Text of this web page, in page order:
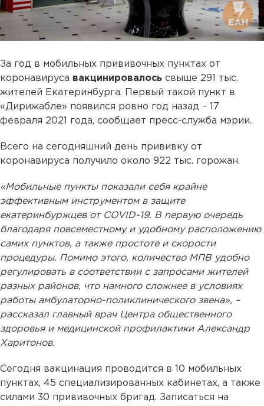
За год в мобильных прививочных пунктах от
коронавируса вакцинировалось свыше 291 тыс.
жителей Екатеринбурга. Первый такой пункт в
«Дирижабле» появился ровно год назад – 17
февраля 2021 года, сообщает пресс-служба мэрии.
Всего на сегодняшний день прививку от
коронавируса получило около 922 тыс. горожан.
«Мобильные пункты показали себя крайне
эффективным инструментом в защите
екатеринбуржцев от COVID-19. В первую очередь
благодаря повсеместному и удобному расположению
самих пунктов, а также простоте и скорости
процедуры. Помимо этого, количество МПВ удобно
регулировать в соответствии с запросами жителей
разных районов, что намного сложнее в условиях
работы амбулаторно-поликлинического звена», –
рассказал главный врач Центра общественного
здоровья и медицинской профилактики Александр
Харитонов.
Сегодня вакцинация проводится в 10 мобильных
пунктах, 45 специализированных кабинетах, а также
силами 30 прививочных бригад. Записаться на